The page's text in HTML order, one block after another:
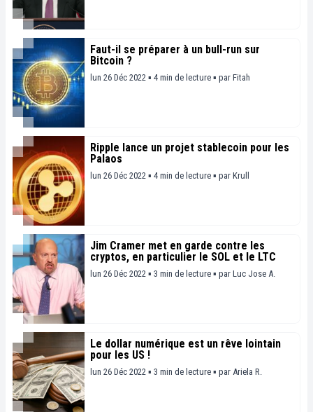
Faut-il se préparer à un bull-run sur
Bitcoin ?
lun 26 Déc 2022 ▪ 4 min de lecture ▪ par Fitah
Ripple lance un projet stablecoin pour les
Palaos
lun 26 Déc 2022 ▪ 4 min de lecture ▪ par Krull
Jim Cramer met en garde contre les
cryptos, en particulier le SOL et le LTC
lun 26 Déc 2022 ▪ 3 min de lecture ▪ par Luc Jose A.
Le dollar numérique est un rêve lointain
pour les US !
lun 26 Déc 2022 ▪ 3 min de lecture ▪ par Ariela R.